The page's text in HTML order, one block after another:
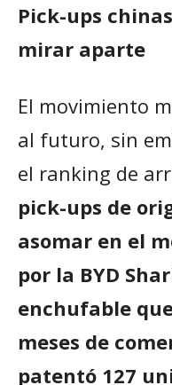
Pick-ups
mirar aparte
El movimiento
al futuro, sin
el ranking de
pick-ups de
asomar en el
por la BYD
enchufable
meses de
patentó 127